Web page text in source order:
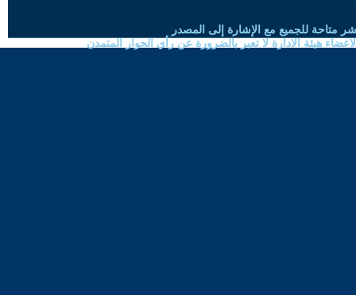
متاحة للجميع مع الإشارة إلى المصدر
هيئة الادارة لا تعبر بالضرورة عن رأي الحوار المتمدن